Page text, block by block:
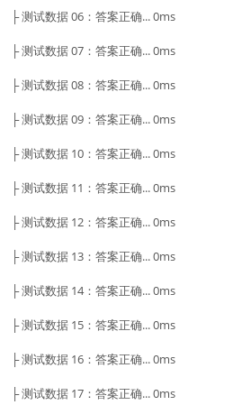
├ 测试数据 06：答案正确... 0ms
├ 测试数据 07：答案正确... 0ms
├ 测试数据 08：答案正确... 0ms
├ 测试数据 09：答案正确... 0ms
├ 测试数据 10：答案正确... 0ms
├ 测试数据 11：答案正确... 0ms
├ 测试数据 12：答案正确... 0ms
├ 测试数据 13：答案正确... 0ms
├ 测试数据 14：答案正确... 0ms
├ 测试数据 15：答案正确... 0ms
├ 测试数据 16：答案正确... 0ms
├ 测试数据 17：答案正确... 0ms